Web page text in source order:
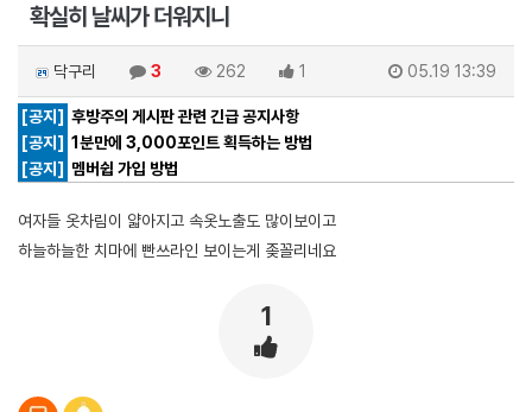
확실히 날씨가 더워지니
닥구리 3 262 1 05.19 13:39
[공지] 후방주의 게시판 관련 긴급 공지사항
[공지] 1분만에 3,000포인트 획득하는 방법
[공지]
멤버쉽 가입 방법
여자들 옷차림이 얇아지고 속옷노출도 많이보이고
하늘하늘한 치마에 빤쓰라인 보이는게 좆꼴리네요
1